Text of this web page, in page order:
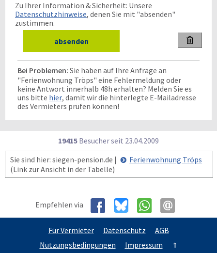
Zu Ihrer Information & Sicherheit: Unsere
Datenschutzhinweise, denen Sie mit "absenden"
zustimmen.

Bei Problemen: Sie haben auf Ihre Anfrage an
"Ferienwohnung Tröps" eine Fehlermeldung oder
keine Antwort innerhalb 48h erhalten? Melden Sie es
uns bitte hier, damit wir die hinterlegte E-Mailadresse
des Vermieters prüfen können!
19415 Besucher seit 23.04.2009
Sie sind hier: siegen-pension.de |
Ferienwohnung Tröps
(Link zur Ansicht in der Tabelle)
Empfehlen via
Für Vermieter Datenschutz
AGB
Nutzungsbedingungen
Impressum ⇑